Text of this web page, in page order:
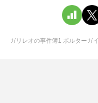
ガリレオの事件簿1 ポルターガ